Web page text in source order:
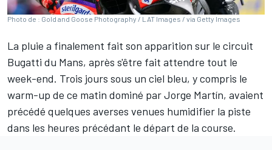
Photo de : Gold and Goose Photography / LAT Images / via Getty Images
La pluie a finalement fait son apparition sur le circuit
Bugatti du Mans, après s'être fait attendre tout le
week-end. Trois jours sous un ciel bleu, y compris le
warm-up de ce matin dominé parJorge Martín, avaient
précédé quelques averses venues humidifier la piste
dans les heures précédant le départ de la course.